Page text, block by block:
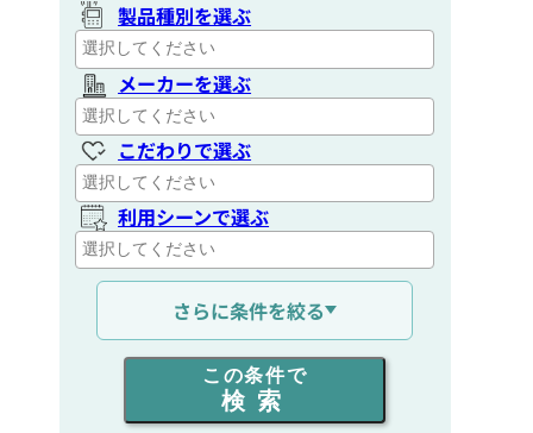
製品種別を選ぶ
メーカーを選ぶ
こだわりで選ぶ
利用シーンで選ぶ
通信距離を選ぶ
出力を選ぶ
同時通話人数を選ぶ
さらに条件を絞る
この条件で
検索